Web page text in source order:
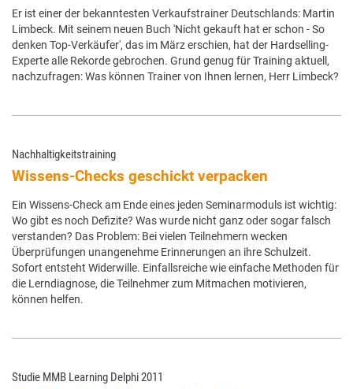
Er ist einer der bekanntesten Verkaufstrainer Deutschlands: Martin
Limbeck. Mit seinem neuen Buch 'Nicht gekauft hat er schon - So
denken Top-Verkäufer', das im März erschien, hat der Hardselling-
Experte alle Rekorde gebrochen. Grund genug für Training aktuell,
nachzufragen: Was können Trainer von Ihnen lernen, Herr Limbeck?
Nachhaltigkeitstraining
Wissens-Checks geschickt verpacken
Ein Wissens-Check am Ende eines jeden Seminarmoduls ist wichtig:
Wo gibt es noch Defizite? Was wurde nicht ganz oder sogar falsch
verstanden? Das Problem: Bei vielen Teilnehmern wecken
Überprüfungen unangenehme Erinnerungen an ihre Schulzeit.
Sofort entsteht Widerwille. Einfallsreiche wie einfache Methoden für
die Lerndiagnose, die Teilnehmer zum Mitmachen motivieren,
können helfen.
Studie MMB Learning Delphi 2011